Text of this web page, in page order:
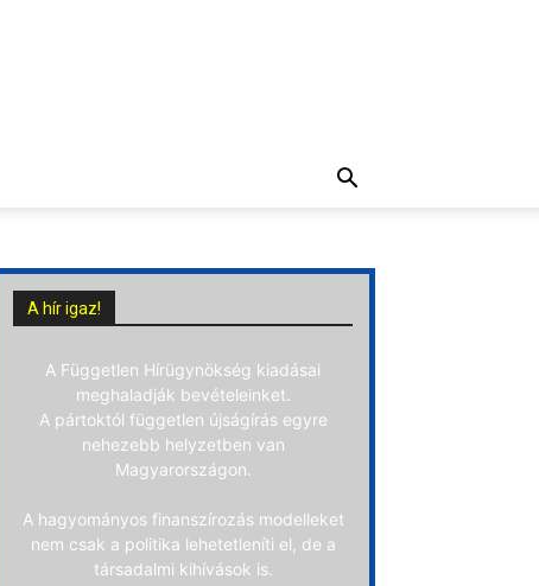
A hír igaz!
A Független Hírügynökség kiadásai
meghaladják bevételeinket.
A pártoktól független újságírás egyre
nehezebb helyzetben van
Magyarországon.
A hagyományos finanszírozás modelleket
nem csak a politika lehetetleníti el, de a
társadalmi kihívások is.